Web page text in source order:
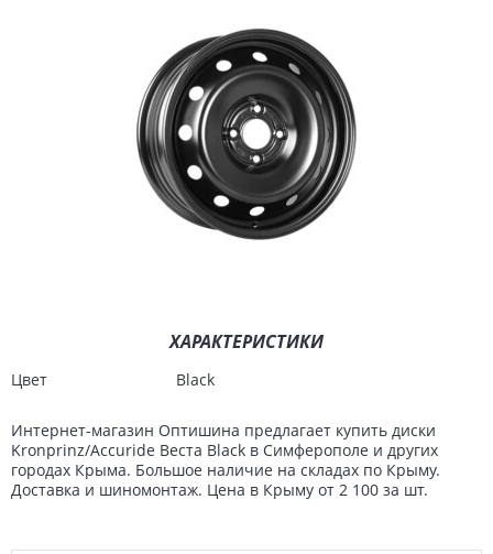
ХАРАКТЕРИСТИКИ
Цвет Black
Интернет-магазин Оптишина предлагает купить диски
Kronprinz/Accuride Веста Black в Симферополе и других
городах Крыма. Большое наличие на складах по Крыму.
Доставка и шиномонтаж. Цена в Крыму от 2 100 за шт.